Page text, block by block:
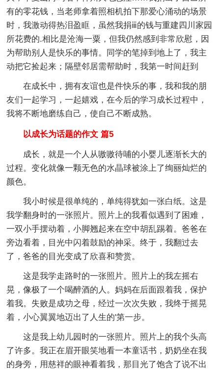
有的零花钱，当老师拿着照相机拍下那爱心涌动的场景
时，我激动得热泪盈眶，虽然我捐ⅲ的钱与重建四川家园
所花费的.相比是沧海一粟，但我仍然感到非常欣慰，因
为帮助别人是快乐的事情。同学的笔掉到地上了，我主
动把它捡起来；隔壁邻居需帮助时，我第一时间赶到
在成长中，拥有友谊也是件快乐的事，我和我的朋
友们一起学习，一起嬉戏，在今后的学习成长过程中，
我将不断地磨练自己，使自己不断成熟。
以成长为话题的作文 篇5
成长，就是一个人从嗷嗷待哺的小婴儿逐渐长大的
过程。变化就像一颗无色的水晶球被涂上了绚丽灿烂的
颜色。
我小时候是很单纯的，单纯得犹如一张白纸。这是
我学翻身时的一张照片。照片上的我看似遇到了困难，
一双小手摆动着，小脚翘起来在空中胡乱踢着。爸爸在
旁边看着，目光中闪着鼓励的神采。终于，我翻过去
了，爸爸的目光变成了欣喜和赞赏。
这是我学走路时的一张照片。照片上的我左摇右
晃，像极了一个喝醉酒的人。妈妈在后面跟着我，保护
着我。失败是成功之母，经过一次次失败，我终于摇晃
着，小心翼翼地迈出了人生的'第一步。
这是我上幼儿园时的一张照片。照片上的我个头高
了许多。我正在眉开眼笑地看一本童话书，奶奶坐在我
的身旁，用慈祥的眼神看着我，那目光了饱含了说不出